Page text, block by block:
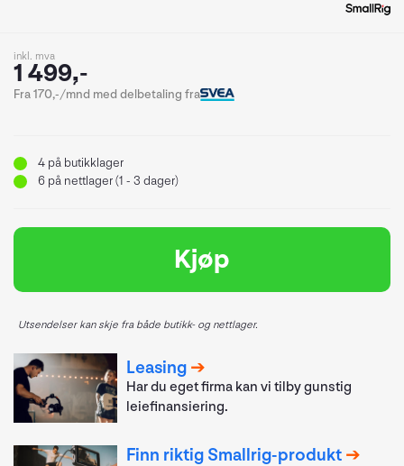
inkl. mva
1 499,-
Fra 170,-/mnd med delbetaling fra
4 på butikklager
6 på nettlager (1 - 3 dager)
Kjøp
Utsendelser kan skje fra både butikk- og nettlager.
Leasing
Har du eget firma kan vi tilby gunstig
leiefinansiering.
Finn riktig Smallrig-produkt